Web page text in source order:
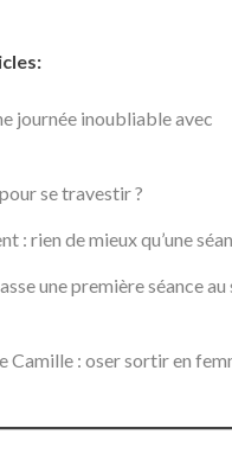
journée inoubliable avec
se travestir ?
: rien de mieux qu’une
une première séance
Camille : oser sortir en